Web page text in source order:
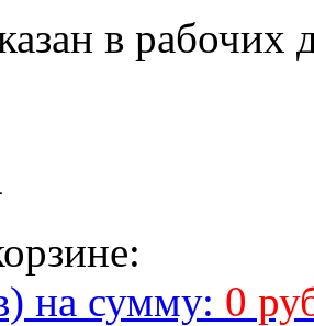
в рабочих
на сумму: 0